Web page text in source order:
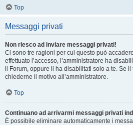
Top
Messaggi privati
Non riesco ad inviare messaggi privati!
Ci sono tre ragioni per cui questo può
effettuato l’accesso, l’amministratore ha
il Forum, oppure li ha disabilitati solo a te. Se il
chiederne il motivo all’amministratore.
Top
Continuano ad arrivarmi messaggi privati
È possibile eliminare automaticamente i